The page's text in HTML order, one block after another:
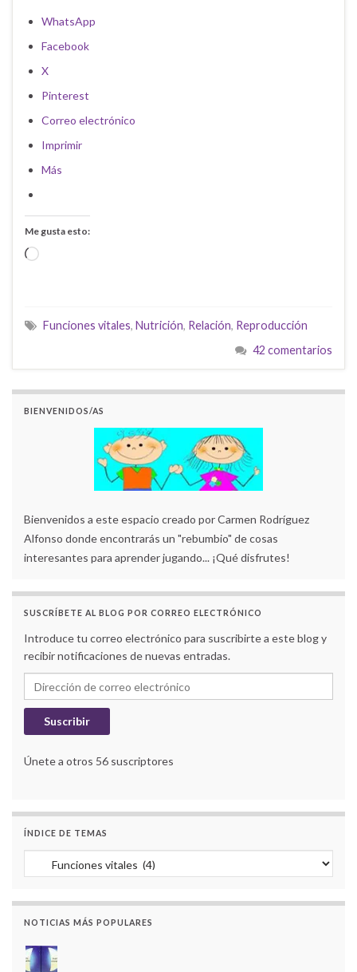
WhatsApp
Facebook
X
Pinterest
Correo electrónico
Imprimir
Más
Me gusta esto:
Cargando...
Funciones vitales, Nutrición, Relación, Reproducción
42 comentarios
BIENVENIDOS/AS
Bienvenidos a este espacio creado por Carmen Rodríguez
Alfonso donde encontrarás un "rebumbio" de cosas
interesantes para aprender jugando... ¡Qué disfrutes!
SUSCRÍBETE AL BLOG POR CORREO ELECTRÓNICO
Introduce tu correo electrónico para suscribirte a este blog y
recibir notificaciones de nuevas entradas.
Dirección de correo electrónico
Suscribir
Únete a otros 56 suscriptores
ÍNDICE DE TEMAS
Índice de temas
NOTICIAS MÁS POPULARES